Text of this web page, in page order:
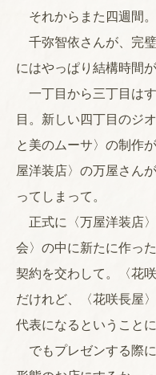
それからまた四週間。
千弥智依さんが、完
にはやっぱり結構時間
一丁目から三丁目は
目。新しい四丁目のジ
と美のムーサ〉の制作
屋洋装店〉の万屋さん
ってしまって。
正式に〈万屋洋装店
会〉の中に新たに作っ
契約を交わして。〈花
だけれど、〈花咲長屋
代表になるということに
でもプレゼンする際